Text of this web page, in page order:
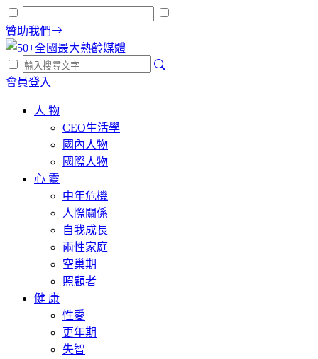
贊助我們
會員登入
人 物
CEO生活學
國內人物
國際人物
心 靈
中年危機
人際關係
自我成長
兩性家庭
空巢期
照顧者
健 康
性愛
更年期
失智